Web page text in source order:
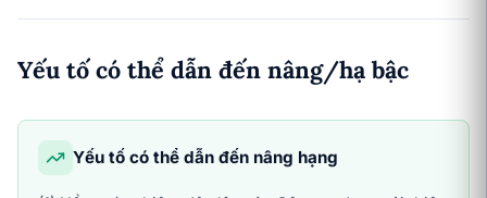
Yếu tố có thể dẫn đến nâng/hạ bậc
Yếu tố có thể dẫn đến nâng hạng